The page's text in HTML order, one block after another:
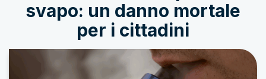
svapo: un danno mortale
per i cittadini